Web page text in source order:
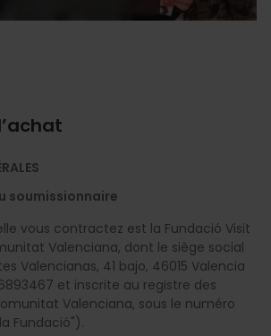
soumissionnaire
vous contractez est la Fundació Visit
Valenciana, dont le siège social
Valencianas, 41 bajo, 46015 Valencia
et inscrite au registre des
Valenciana, sous le numéro
Fundació").